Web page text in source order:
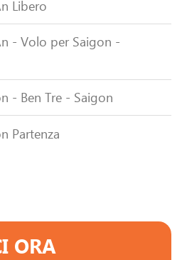
Libero
- Volo per Saigon -
- Ben Tre - Saigon
Partenza
ORA